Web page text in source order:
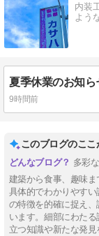
内装
よう
夏季休業のお知ら
9時間前
このブログのここ
多彩
建築から食事、趣味
具体的でわかりやす
の特徴を的確に捉え
います。細部にわた
立つ知識や新たな発見